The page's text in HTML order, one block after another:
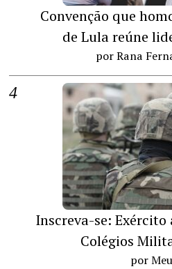
Convenção que
de Lula reúne
por Rana
Inscreva-se: Exército
Colégios
por